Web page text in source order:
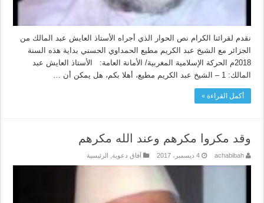
نقدم لقرائنا الكرام نص الحوار الذي أجراه الأستاذ العايش عبد المالك من
الجزائر مع الشيخ عبد الكريم مطيع الحمداوي الحسني بداية هذه السنة
2018م الحركة الإسلامية المغربية/ الأمانة العامة: الأستاذ العايش عبد
المالك: 1 – الشيخ عبد الكريم مطيع، أهلا بكم، هل يمكن أن …
أكمل القراءة »
وقد مكروا مكرهم وعند الله مكرهم
achabibah 4 ديسمبر، 2017 آفاق دعوية الرئيسية